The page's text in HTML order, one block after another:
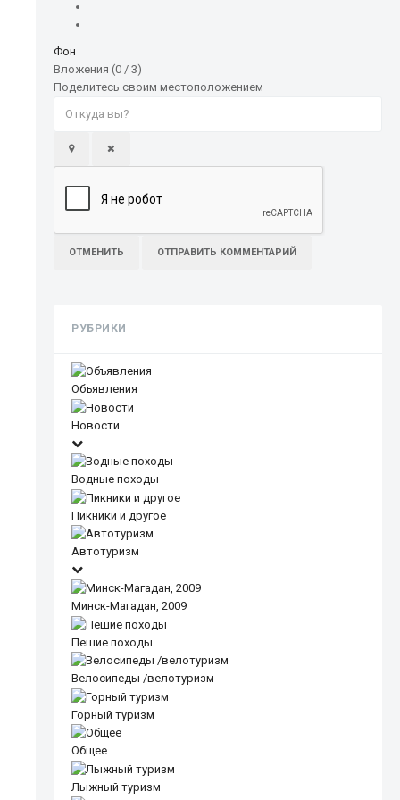
Фон
Вложения (0 / 3)
Поделитесь своим местоположением
ОТМЕНИТЬ ОТПРАВИТЬ КОММЕНТАРИЙ
РУБРИКИ
Объявления
Новости
Водные походы
Пикники и другое
Автотуризм
Минск-Магадан, 2009
Пешие походы
Велосипеды /велотуризм
Горный туризм
Общее
Лыжный туризм